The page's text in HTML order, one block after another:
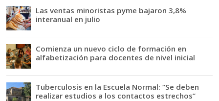
Las ventas minoristas pyme bajaron 3,8%
interanual en julio
Comienza un nuevo ciclo de formación en
alfabetización para docentes de nivel inicial
Tuberculosis en la Escuela Normal: “Se deben
realizar estudios a los contactos estrechos”